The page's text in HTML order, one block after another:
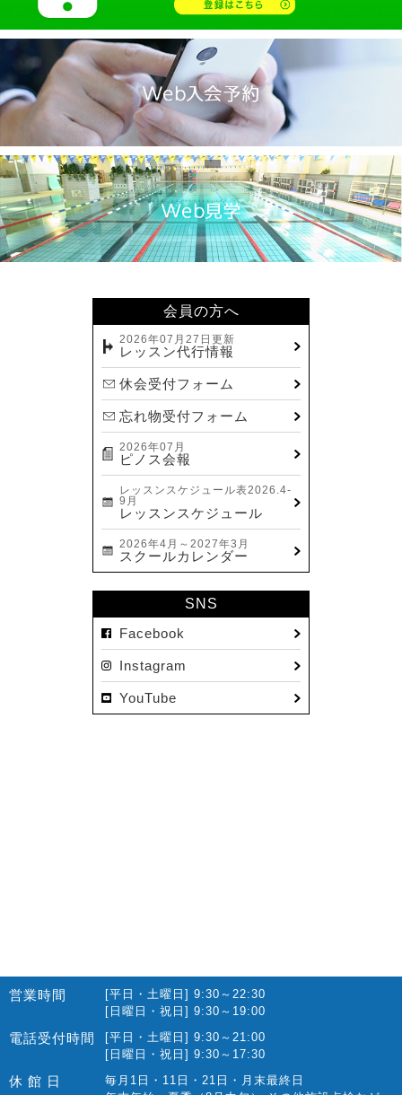
会員の方へ
2026年07月27日更新
レッスン代行情報
休会受付フォーム
忘れ物受付フォーム
2026年07月
ピノス会報
レッスンスケジュール表2026.4-
9月
レッスンスケジュール
2026年4月～2027年3月
スクールカレンダー
SNS
Facebook
Instagram
YouTube
営業時間
[平日・土曜日] 9:30～22:30
[日曜日・祝日] 9:30～19:00
電話受付時間
[平日・土曜日] 9:30～21:00
[日曜日・祝日] 9:30～17:30
休 館 日
毎月1日・11日・21日・月末最終日